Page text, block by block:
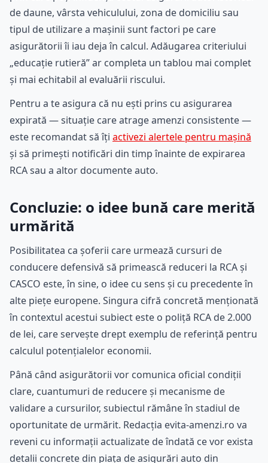
de daune, vârsta vehiculului, zona de domiciliu sau
tipul de utilizare a mașinii sunt factori pe care
asigurătorii îi iau deja în calcul. Adăugarea criteriului
„educație rutieră” ar completa un tablou mai complet
și mai echitabil al evaluării riscului.
Pentru a te asigura că nu ești prins cu asigurarea
expirată — situație care atrage amenzi consistente —
este recomandat să îți activezi alertele pentru mașină
și să primești notificări din timp înainte de expirarea
RCA sau a altor documente auto.
Concluzie: o idee bună care merită
urmărită
Posibilitatea ca șoferii care urmează cursuri de
conducere defensivă să primească reduceri la RCA și
CASCO este, în sine, o idee cu sens și cu precedente în
alte piețe europene. Singura cifră concretă menționată
în contextul acestui subiect este o poliță RCA de 2.000
de lei, care servește drept exemplu de referință pentru
calculul potențialelor economii.
Până când asigurătorii vor comunica oficial condiții
clare, cuantumuri de reducere și mecanisme de
validare a cursurilor, subiectul rămâne în stadiul de
oportunitate de urmărit. Redacția evita-amenzi.ro va
reveni cu informații actualizate de îndată ce vor exista
detalii concrete din piața de asigurări auto din